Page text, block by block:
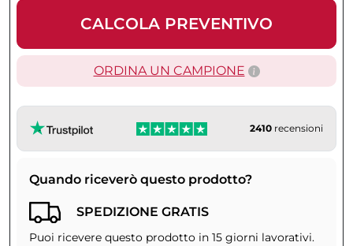
CALCOLA PREVENTIVO
ORDINA UN CAMPIONE
2410 recensioni
Quando riceverò questo prodotto?
SPEDIZIONE GRATIS
Puoi ricevere questo prodotto in 15 giorni lavorativi.